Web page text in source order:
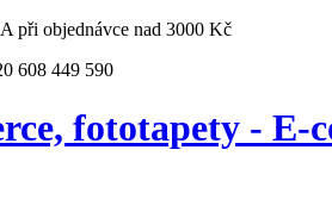
při objednávce nad 3000 Kč
608 449 590
fototapety - E-